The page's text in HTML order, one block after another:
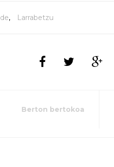
, Larrabetzu
Berton bertokoa